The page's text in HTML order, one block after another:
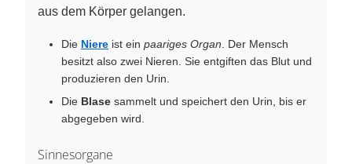
aus dem Körper gelangen.
Die Niere ist ein paariges Organ . Der Mensch
besitzt also zwei Nieren. Sie entgiften das Blut und
produzieren den Urin.
Die Blase sammelt und speichert den Urin, bis er
abgegeben wird.
Sinnesorgane